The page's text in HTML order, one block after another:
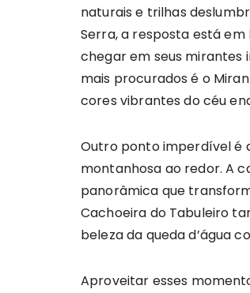
naturais e trilhas
Serra, a resposta está em
chegar em seus mirantes
mais procurados é o
cores vibrantes do céu
Outro ponto imperdível é
montanhosa ao redor. A
panorâmica que
Cachoeira do Tabuleiro
beleza da queda d’água
Aproveitar esses